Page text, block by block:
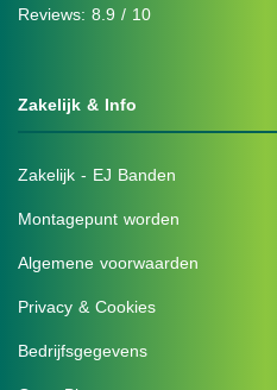
Reviews: 8.9 / 10
Zakelijk & Info
Zakelijk - EJ Banden
Montagepunt worden
Algemene voorwaarden
Privacy & Cookies
Bedrijfsgegevens